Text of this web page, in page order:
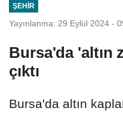
ŞEHIR
Yayınlanma: 29 Eylül 2024 -
Bursa'da 'altın
çıktı
Bursa'da altın